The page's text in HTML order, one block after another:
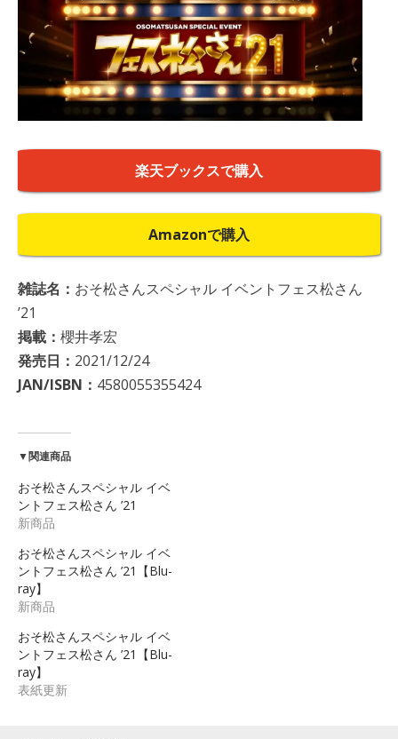
楽天ブックスで購入
Amazonで購入
雑誌名： おそ松さんスペシャル イベントフェス松さん
’21
掲載： 櫻井孝宏
発売日： 2021/12/24
JAN/ISBN： 4580055355424
▼関連商品
おそ松さんスペシャル イベ
ントフェス松さん ’21
新商品
おそ松さんスペシャル イベ
ントフェス松さん ’21【Blu-
ray】
新商品
おそ松さんスペシャル イベ
ントフェス松さん ’21【Blu-
ray】
表紙更新